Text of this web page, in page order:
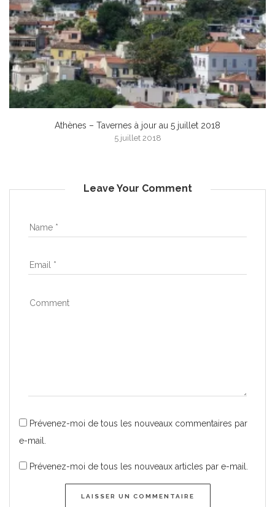
Athènes – Tavernes à jour au 5 juillet 2018
5 juillet 2018
Leave Your Comment
Prévenez-moi de tous les nouveaux commentaires par
e-mail.
Prévenez-moi de tous les nouveaux articles par e-mail.
LAISSER UN COMMENTAIRE